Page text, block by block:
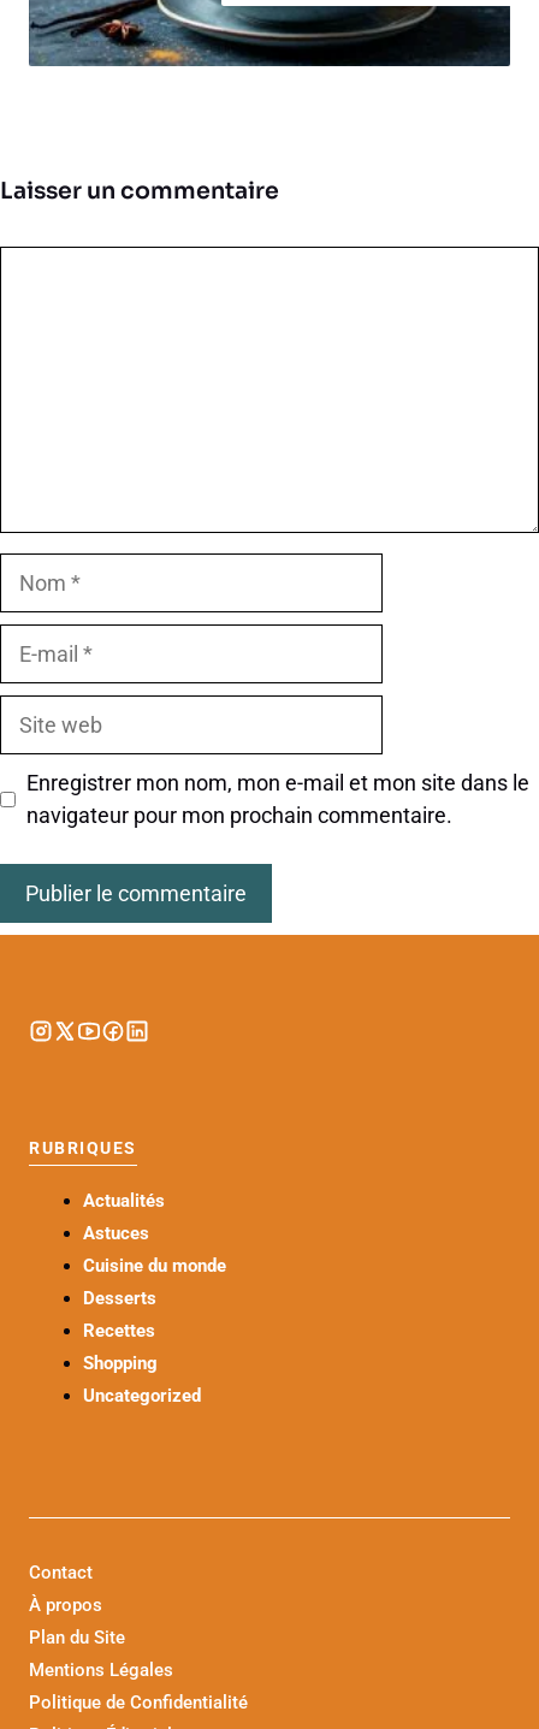
Laisser un commentaire
Nom
Site
Enregistrer mon nom, mon e-mail et mon site dans le
navigateur pour mon prochain commentaire.
RUBRIQUES
Actualités
Astuces
Cuisine du monde
Desserts
Recettes
Shopping
Uncategorized
Contact
À propos
Plan du Site
Mentions Légales
Politique de Confidentialité